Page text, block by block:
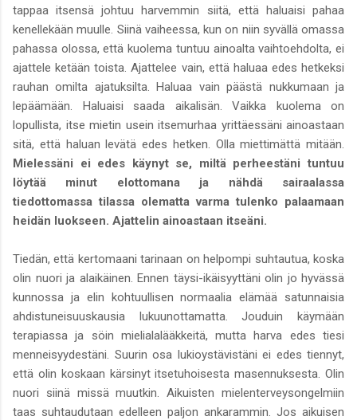
tappaa itsensä johtuu harvemmin siitä, että haluaisi pahaa
kenellekään muulle. Siinä vaiheessa, kun on niin syvällä omassa
pahassa olossa, että kuolema tuntuu ainoalta vaihtoehdolta, ei
ajattele ketään toista. Ajattelee vain, että haluaa edes hetkeksi
rauhan omilta ajatuksilta. Haluaa vain päästä nukkumaan ja
lepäämään. Haluaisi saada aikalisän. Vaikka kuolema on
lopullista, itse mietin usein itsemurhaa yrittäessäni ainoastaan
sitä, että haluan levätä edes hetken. Olla miettimättä mitään.
Mielessäni ei edes käynyt se, miltä perheestäni tuntuu
löytää minut elottomana ja nähdä sairaalassa
tiedottomassa tilassa olematta varma tulenko palaamaan
heidän luokseen. Ajattelin ainoastaan itseäni.
Tiedän, että kertomaani tarinaan on helpompi suhtautua, koska
olin nuori ja alaikäinen. Ennen täysi-ikäisyyttäni olin jo hyvässä
kunnossa ja elin kohtuullisen normaalia elämää satunnaisia
ahdistuneisuuskausia lukuunottamatta. Jouduin käymään
terapiassa ja söin mielialalääkkeitä, mutta harva edes tiesi
menneisyydestäni. Suurin osa lukioystävistäni ei edes tiennyt,
että olin koskaan kärsinyt itsetuhoisesta masennuksesta. Olin
nuori siinä missä muutkin. Aikuisten mielenterveysongelmiin
taas suhtaudutaan edelleen paljon ankarammin. Jos aikuisen